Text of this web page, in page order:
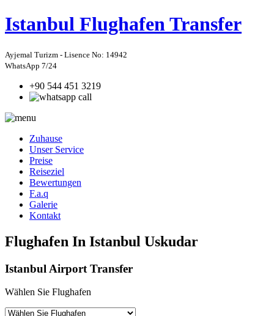
Istanbul Flughafen Transfer
Ayjemal Turizm - Lisence No: 14942
WhatsApp 7/24
+90 544 451 3219
Zuhause
Unser Service
Preise
Reiseziel
Bewertungen
F.a.q
Galerie
Kontakt
Flughafen In Istanbul Uskudar
Istanbul Airport Transfer
Wählen Sie Flughafen